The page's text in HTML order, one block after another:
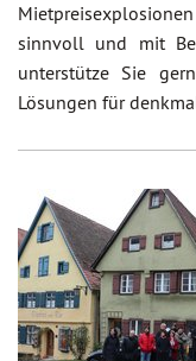
sinnvoll und mit
unterstütze Sie
Lösungen für